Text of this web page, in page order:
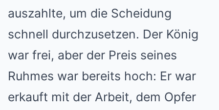
auszahlte, um die Scheidung
schnell durchzusetzen. Der König
war frei, aber der Preis seines
Ruhmes war bereits hoch: Er war
erkauft mit der Arbeit, dem Opfer